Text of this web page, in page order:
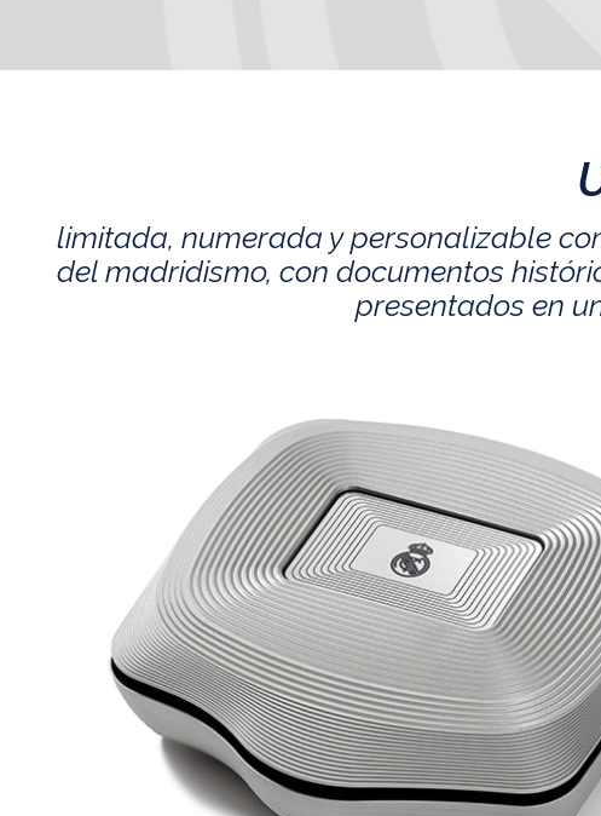
limitada, numerada y personalizable
del madridismo, con documentos
presentados en